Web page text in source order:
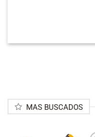
MAS BUSCADOS